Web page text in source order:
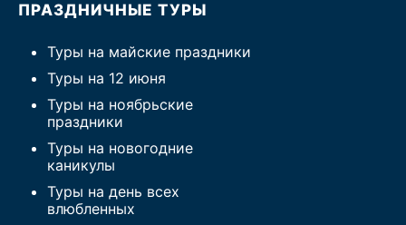
Отзывы
ПРАЗДНИЧНЫЕ ТУРЫ
Туры на майские праздники
Туры на 12 июня
Туры на ноябрьские
праздники
Туры на новогодние
каникулы
Туры на день всех
влюбленных